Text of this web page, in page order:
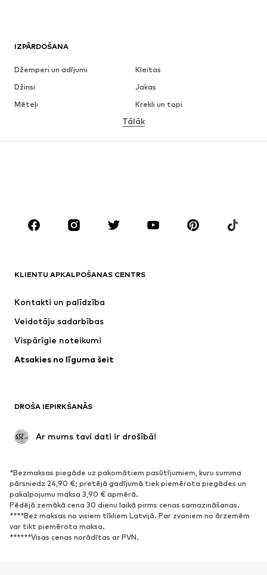
IZPĀRDOŠANA
Džemperi un adījumi
Kleitas
Džinsi
Jakas
Mēteļi
Krekli un topi
Apakšveļa
Svārki
Blūzes un tunikas
Aksesuāri
Premium
Jaunumi
Šobrīd populāri
Apakšveļa
Mēteļi
Svinības
Ekskluzīvi
APAVI
Jaunumi
Šobrīd populāri
Brīvā laika apavi
Puszābaki
Augstpapēžu apavi
Zābaki
Tālāk
KLIENTU APKALPOŠANAS CENTRS
Kontakti un palīdzība
Veidotāju sadarbības
Vispārīgie noteikumi
Atsakies no līguma šeit
DROŠA IEPIRKŠANĀS
Ar mums tavi dati ir drošībā!
*Bezmaksas piegāde uz pakomātiem pasūtījumiem, kuru summa
pārsniedz 24,90 €; pretējā gadījumā tiek piemērota piegādes un
pakalpojumu maksa 3,90 € apmērā.
Pēdējā zemākā cena 30 dienu laikā pirms cenas samazināšanas.
****Bez maksas no visiem tīkliem Latvijā. Par zvaniem no ārzemēm
var tikt piemērota maksa.
******Visas cenas norādītas ar PVN.